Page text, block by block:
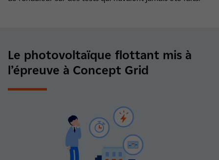
Le photovoltaïque flottant mis à
l’épreuve à Concept Grid